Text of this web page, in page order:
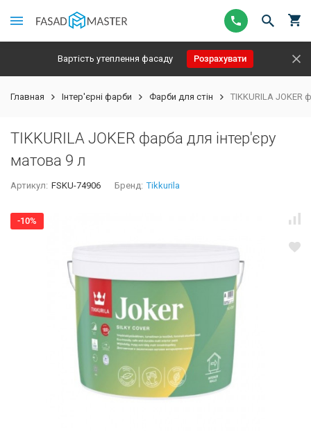
Вартість утеплення фасаду Розрахувати
Главная Інтер'єрні фарби Фарби для стін TIKKURILA JOKER
TIKKURILA JOKER фарба для інтер'єру
матова 9 л
Артикул: FSKU-74906 Бренд: Tikkurila
-10%